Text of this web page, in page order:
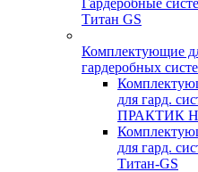
Гардеробные
Титан GS
Комплектующие
гардеробных
для гард.
ПРАКТИК
для гард.
Титан-GS